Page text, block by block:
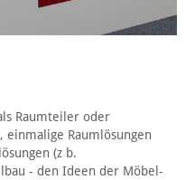
Raumteiler oder
einmalige Raumlösungen
(z b.
- den Ideen der Möbel-